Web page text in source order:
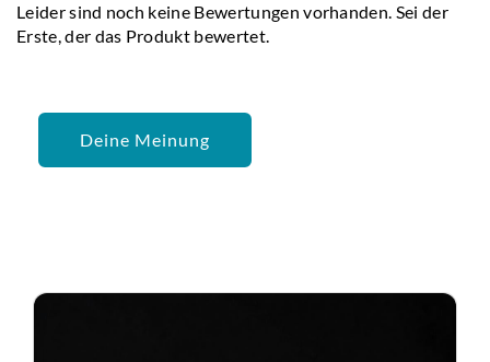
Leider sind noch keine Bewertungen vorhanden. Sei der
Erste, der das Produkt bewertet.
Deine Meinung